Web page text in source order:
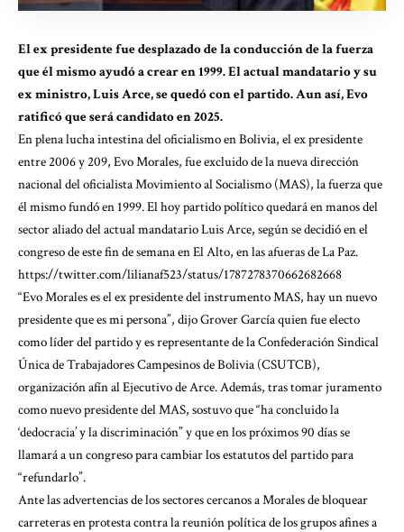
El ex presidente fue desplazado de la conducción de la fuerza
que él mismo ayudó a crear en 1999. El actual mandatario y su
ex ministro, Luis Arce, se quedó con el partido. Aun así, Evo
ratificó que será candidato en 2025.
En plena lucha intestina del oficialismo en Bolivia, el ex presidente
entre 2006 y 209, Evo Morales, fue excluido de la nueva dirección
nacional del oficialista Movimiento al Socialismo (MAS), la fuerza que
él mismo fundó en 1999. El hoy partido político quedará en manos del
sector aliado del actual mandatario Luis Arce, según se decidió en el
congreso de este fin de semana en El Alto, en las afueras de La Paz.
https://twitter.com/lilianaf523/status/1787278370662682668
“Evo Morales es el ex presidente del instrumento MAS, hay un nuevo
presidente que es mi persona”, dijo Grover García quien fue electo
como líder del partido y es representante de la Confederación Sindical
Única de Trabajadores Campesinos de Bolivia (CSUTCB),
organización afín al Ejecutivo de Arce. Además, tras tomar juramento
como nuevo presidente del MAS, sostuvo que “ha concluido la
‘dedocracia’ y la discriminación” y que en los próximos 90 días se
llamará a un congreso para cambiar los estatutos del partido para
“refundarlo”.
Ante las advertencias de los sectores cercanos a Morales de bloquear
carreteras en protesta contra la reunión política de los grupos afines a